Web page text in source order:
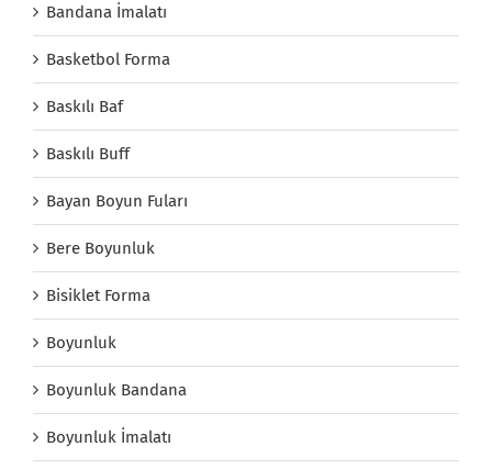
Bandana İmalatı
Basketbol Forma
Baskılı Baf
Baskılı Buff
Bayan Boyun Fuları
Bere Boyunluk
Bisiklet Forma
Boyunluk
Boyunluk Bandana
Boyunluk İmalatı